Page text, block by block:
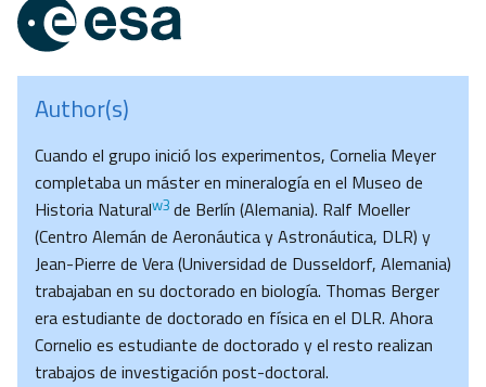
Author(s)
Cuando el grupo inició los experimentos, Cornelia Meyer
completaba un máster en mineralogía en el Museo de
Historia Naturalw3 de Berlín (Alemania). Ralf Moeller
(Centro Alemán de Aeronáutica y Astronáutica, DLR) y
Jean-Pierre de Vera (Universidad de Dusseldorf, Alemania)
trabajaban en su doctorado en biología. Thomas Berger
era estudiante de doctorado en física en el DLR. Ahora
Cornelio es estudiante de doctorado y el resto realizan
trabajos de investigación post-doctoral.